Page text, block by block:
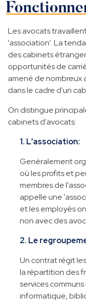
Les avocats
'association'. La
des cabinets
opportunités de
amené de nombreux
dans le cadre d'un
On distingue
cabinets d'avocats:
1. L'association:
Genéralement
où les profits et
membres de
appelle une
et les employés
non avec des
2. Le
Un contrat régit
la répartition des
services
informatique,